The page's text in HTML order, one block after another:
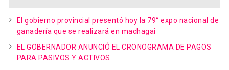
El gobierno provincial presentó hoy la 79° expo nacional de
ganadería que se realizará en machagai
EL GOBERNADOR ANUNCIÓ EL CRONOGRAMA DE PAGOS
PARA PASIVOS Y ACTIVOS